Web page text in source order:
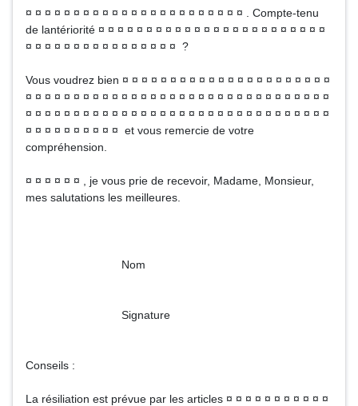
¤ ¤ ¤ ¤ ¤ ¤ ¤ ¤ ¤ ¤ ¤ ¤ ¤ ¤ ¤ ¤ ¤ ¤ ¤ ¤ ¤ ¤ ¤ . Compte-tenu
de lantériorité ¤ ¤ ¤ ¤ ¤ ¤ ¤ ¤ ¤ ¤ ¤ ¤ ¤ ¤ ¤ ¤ ¤ ¤ ¤ ¤ ¤ ¤ ¤ ¤
¤ ¤ ¤ ¤ ¤ ¤ ¤ ¤ ¤ ¤ ¤ ¤ ¤ ¤ ¤ ¤ ?
Vous voudrez bien ¤ ¤ ¤ ¤ ¤ ¤ ¤ ¤ ¤ ¤ ¤ ¤ ¤ ¤ ¤ ¤ ¤ ¤ ¤ ¤ ¤ ¤
¤ ¤ ¤ ¤ ¤ ¤ ¤ ¤ ¤ ¤ ¤ ¤ ¤ ¤ ¤ ¤ ¤ ¤ ¤ ¤ ¤ ¤ ¤ ¤ ¤ ¤ ¤ ¤ ¤ ¤ ¤ ¤
¤ ¤ ¤ ¤ ¤ ¤ ¤ ¤ ¤ ¤ ¤ ¤ ¤ ¤ ¤ ¤ ¤ ¤ ¤ ¤ ¤ ¤ ¤ ¤ ¤ ¤ ¤ ¤ ¤ ¤ ¤ ¤
¤ ¤ ¤ ¤ ¤ ¤ ¤ ¤ ¤ ¤ et vous remercie de votre
compréhension.
¤ ¤ ¤ ¤ ¤ ¤ , je vous prie de recevoir, Madame, Monsieur,
mes salutations les meilleures.
Nom
Signature
Conseils :
La résiliation est prévue par les articles ¤ ¤ ¤ ¤ ¤ ¤ ¤ ¤ ¤ ¤ ¤